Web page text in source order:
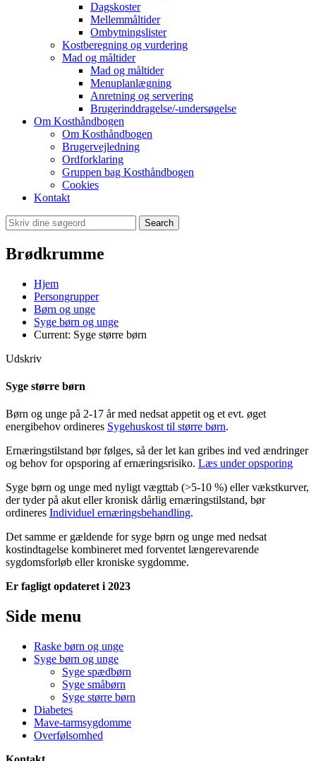
Dagskoster
Mellemmåltider
Ombytningslister
Kostberegning og vurdering
Mad og måltider
Mad og måltider
Menuplanlægning
Anretning og servering
Brugerinddragelse/-undersøgelse
Om Kosthåndbogen
Om Kosthåndbogen
Brugervejledning
Ordforklaring
Gruppen bag Kosthåndbogen
Cookies
Kontakt
Search
Brødkrumme
Hjem
Persongrupper
Børn og unge
Syge børn og unge
Current: Syge større børn
Udskriv
Syge større børn
Børn og unge på 2-17 år med nedsat appetit og et evt. øget
energibehov ordineres Sygehuskost til større børn.
Ernæringstilstand bør følges, så der let kan gribes ind ved ændringer
og behov for opsporing af ernæringsrisiko. Læs under opsporing
Syge børn og unge med nyligt vægttab (>5-10 %) eller vækstkurver,
der tyder på akut eller kronisk dårlig ernæringstilstand, bør
ordineres Individuel ernæringsbehandling.
Det samme er gældende for syge børn og unge med nedsat
kostindtagelse kombineret med forventet længerevarende
sygdomsforløb eller kroniske sygdomme.
Er fagligt opdateret i 2023
Side menu
Raske børn og unge
Syge børn og unge
Syge spædbørn
Syge småbørn
Syge større børn
Diabetes
Mave-tarmsygdomme
Overfølsomhed